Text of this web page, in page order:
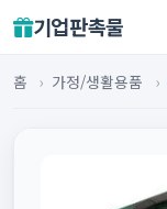
기업판촉물
홈 › 가정/생활용품 ›